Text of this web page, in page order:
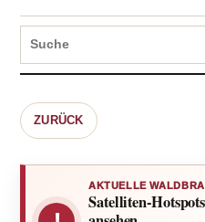
ZURÜCK
AKTUELLE
Satelliten-